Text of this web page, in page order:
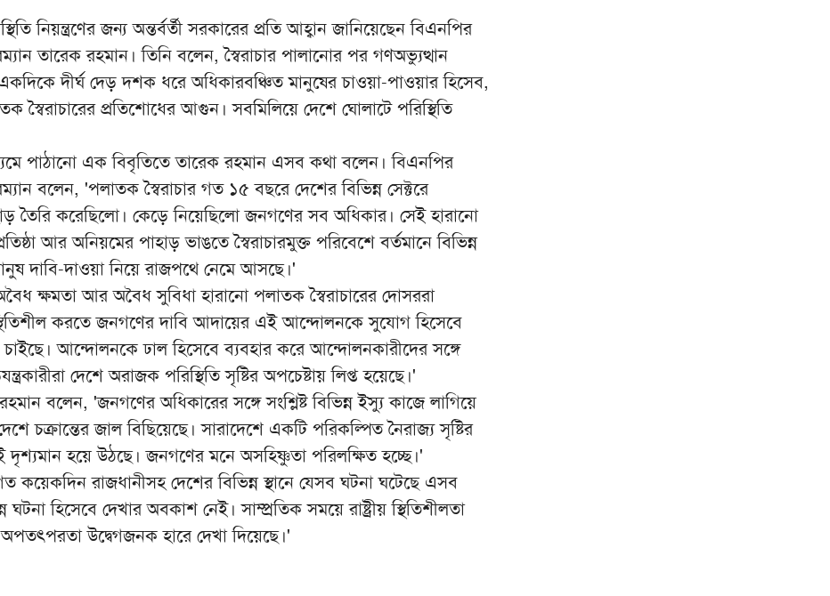
নিয়ন্ত্রণের জন্য অন্তর্বর্তী সরকারের প্রতি আহ্বান জানিয়েছেন বিএনপির
তারেক রহমান। তিনি বলেন, স্বৈরাচার পালানোর পর গণঅভ্যুত্থান
দীর্ঘ দেড় দশক ধরে অধিকারবঞ্চিত মানুষের চাওয়া-পাওয়ার হিসেব,
স্বৈরাচারের প্রতিশোধের আগুন। সবমিলিয়ে দেশে ঘোলাটে পরিস্থিতি
পাঠানো এক বিবৃতিতে তারেক রহমান এসব কথা বলেন। বিএনপির
বলেন, 'পলাতক স্বৈরাচার গত ১৫ বছরে দেশের বিভিন্ন সেক্টরে
তৈরি করেছিলো। কেড়ে নিয়েছিলো জনগণের সব অধিকার। সেই হারানো
আর অনিয়মের পাহাড় ভাঙতে স্বৈরাচারমুক্ত পরিবেশে বর্তমানে বিভিন্ন
দাবি-দাওয়া নিয়ে রাজপথে নেমে আসছে।'
ক্ষমতা আর অবৈধ সুবিধা হারানো পলাতক স্বৈরাচারের দোসররা
করতে জনগণের দাবি আদায়ের এই আন্দোলনকে সুযোগ হিসেবে
আন্দোলনকে ঢাল হিসেবে ব্যবহার করে আন্দোলনকারীদের সঙ্গে
দেশে অরাজক পরিস্থিতি সৃষ্টির অপচেষ্টায় লিপ্ত হয়েছে।'
বলেন, 'জনগণের অধিকারের সঙ্গে সংশ্লিষ্ট বিভিন্ন ইস্যু কাজে লাগিয়ে
চক্রান্তের জাল বিছিয়েছে। সারাদেশে একটি পরিকল্পিত নৈরাজ্য সৃষ্টির
দৃশ্যমান হয়ে উঠছে। জনগণের মনে অসহিষ্ণুতা পরিলক্ষিত হচ্ছে।'
কয়েকদিন রাজধানীসহ দেশের বিভিন্ন স্থানে যেসব ঘটনা ঘটেছে এসব
ঘটনা হিসেবে দেখার অবকাশ নেই। সাম্প্রতিক সময়ে রাষ্ট্রীয় স্থিতিশীলতা
অপতৎপরতা উদ্বেগজনক হারে দেখা দিয়েছে।'